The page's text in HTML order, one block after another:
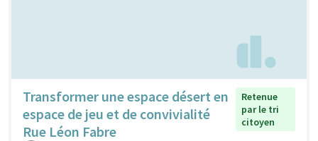
Transformer une espace désert en
espace de jeu et de convivialité
Rue Léon Fabre
Retenue
par le tri
citoyen